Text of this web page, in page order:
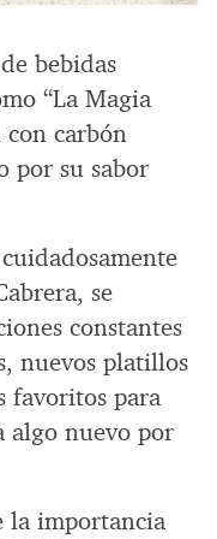
bebidas
“La Magia
con carbón
por su sabor
se
constantes
nuevos platillos
favoritos para
algo nuevo por
la importancia